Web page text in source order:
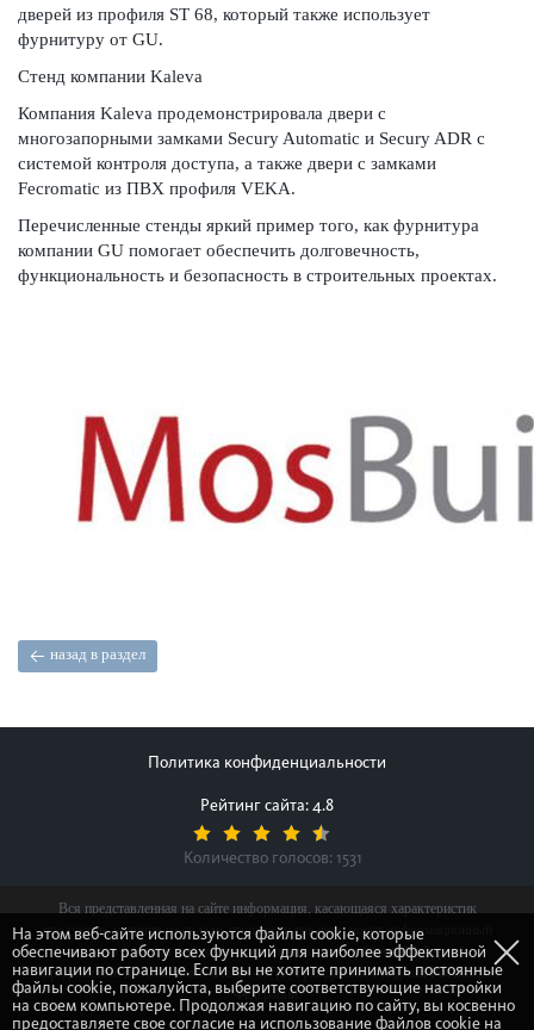
дверей из профиля ST 68, который также использует
фурнитуру от GU.
Стенд компании Kaleva
Компания Kaleva продемонстрировала двери с
многозапорными замками Secury Automatic и Secury ADR с
системой контроля доступа, а также двери с замками
Fecromatic из ПВХ профиля VEKA.
Перечисленные стенды яркий пример того, как фурнитура
компании GU помогает обеспечить долговечность,
функциональность и безопасность в строительных проектах.
назад в раздел
Политика конфиденциальности
Рейтинг сайта: 4.8
Количество голосов: 1531
Вся представленная на сайте информация, касающаяся характеристик
продуктов, наличия на складе, стоимости товаров, носит информационный
характер и ни при каких условиях не является публичной офертой,
определяемой положениями Статьи 437(2) Гражданского кодекса Российской
Федерации.
На этом веб-сайте используются файлы cookie, которые
обеспечивают работу всех функций для наиболее эффективной
навигации по странице. Если вы не хотите принимать постоянные
файлы cookie, пожалуйста, выберите соответствующие настройки
на своем компьютере. Продолжая навигацию по сайту, вы косвенно
предоставляете свое согласие на использование файлов cookie на